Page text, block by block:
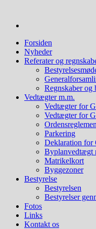
indhold
Forsiden
Nyheder
Referater og
Regnskaber og
Vedtægter m.m.
Vedtægter for
Vedtægter for
Parkering
Deklaration for
Byplanvedtægt
Matrikelkort
Byggezoner
Bestyrelse
Bestyrelsen
Bestyrelser
Fotos
Links
Kontakt os